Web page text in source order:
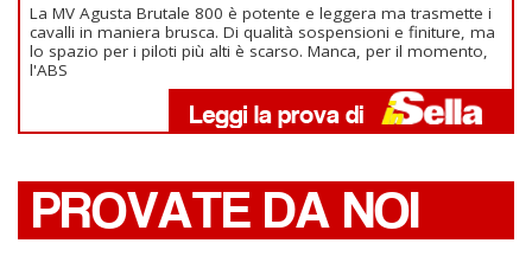
La MV Agusta Brutale 800 è potente e leggera ma trasmette i
cavalli in maniera brusca. Di qualità sospensioni e finiture, ma
lo spazio per i piloti più alti è scarso. Manca, per il momento,
l'ABS
PROVATE DA NOI